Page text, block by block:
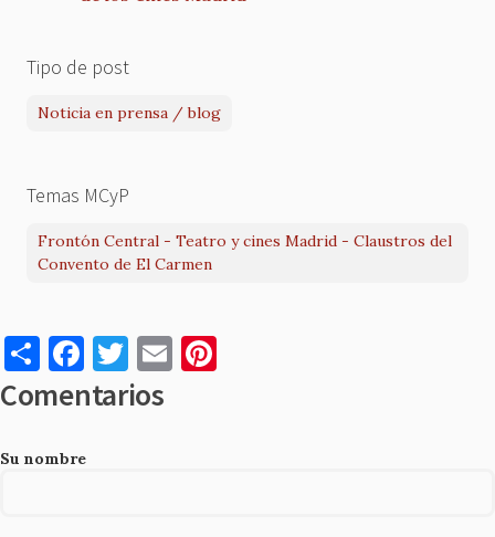
Tipo de post
Noticia en prensa / blog
Temas MCyP
Frontón Central - Teatro y cines Madrid - Claustros del
Convento de El Carmen
S
h
ar
e
F
a
c
e
T
w
it
E
m
Comentarios
Su nombre